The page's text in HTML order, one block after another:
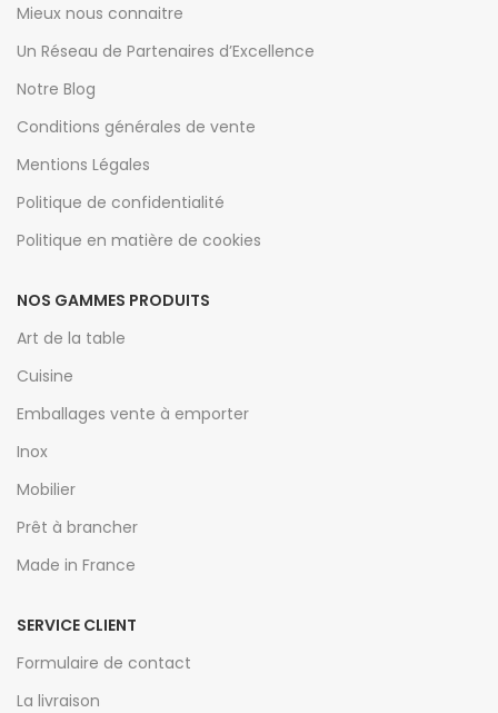
Mieux nous connaitre
Un Réseau de Partenaires d’Excellence
Notre Blog
Conditions générales de vente
Mentions Légales
Politique de confidentialité
Politique en matière de cookies
NOS GAMMES PRODUITS
Art de la table
Cuisine
Emballages vente à emporter
Inox
Mobilier
Prêt à brancher
Made in France
SERVICE CLIENT
Formulaire de contact
La livraison